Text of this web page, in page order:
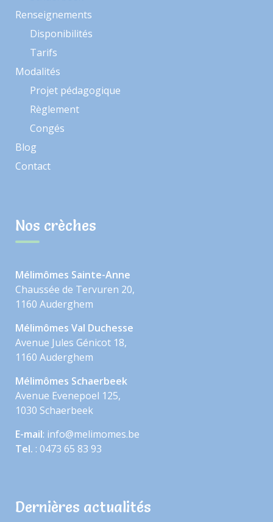
Renseignements
Disponibilités
Tarifs
Modalités
Projet pédagogique
Règlement
Congés
Blog
Contact
Nos crèches
Mélimômes Sainte-Anne
Chaussée de Tervuren 20,
1160 Auderghem
Mélimômes Val Duchesse
Avenue Jules Génicot 18,
1160 Auderghem
Mélimômes Schaerbeek
Avenue Evenepoel 125,
1030 Schaerbeek
E-mail: info@melimomes.be
Tel. : 0473 65 83 93
Dernières actualités